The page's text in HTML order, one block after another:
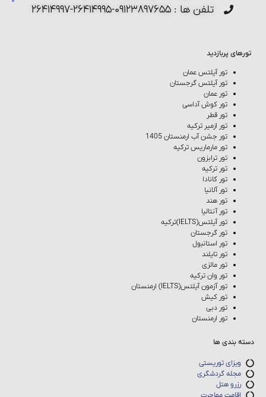
تلفن ها : ۰۹۱۲۳۸۹۷۶۵۵-۲۶۴۱۴۹۹۵-۲۶۴۱۴۹۹۷
تورهای پربازدید
تور آیلتس عمان
تور آیلتس گرجستان
تور عمان
تور کوش‌ آداسی
تور قطر
تور ازمیر ترکیه
تور جشن آب ارمنستان 1405
تور مارماریس ترکیه
تور ترابزون
تور ترکیه
تور کانادا
تور آلانیا
تور هند
تور آنتالیا
تور آیلتس(IELTS)ترکیه
تور گرجستان
تور استانبول
تور تایلند
تور مالزی
تور وان ترکیه
تور آزمون آیلتس(IELTS) ارمنستان
تور کیش
تور دبی
تور ارمنستان
دسته بندی ها
ویزای توریستی
مجله گردشگری
رزرو هتل
اقامت مهاجرت